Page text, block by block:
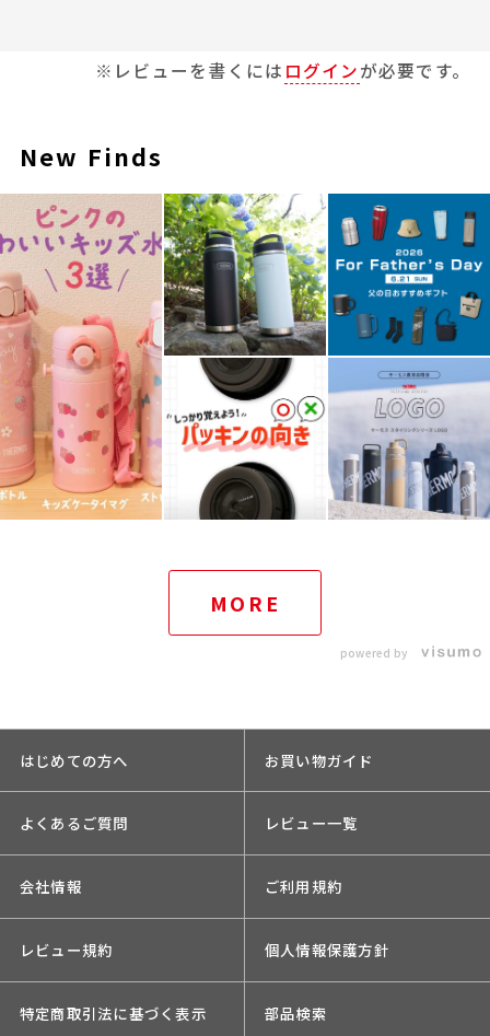
※レビューを書くには ログインが必要です。
New Finds
MORE
powered by
はじめての方へ お買い物ガイド
よくあるご質問 レビュー一覧
会社情報 ご利用規約
レビュー規約 個人情報保護方針
特定商取引法に基づく表示 部品検索